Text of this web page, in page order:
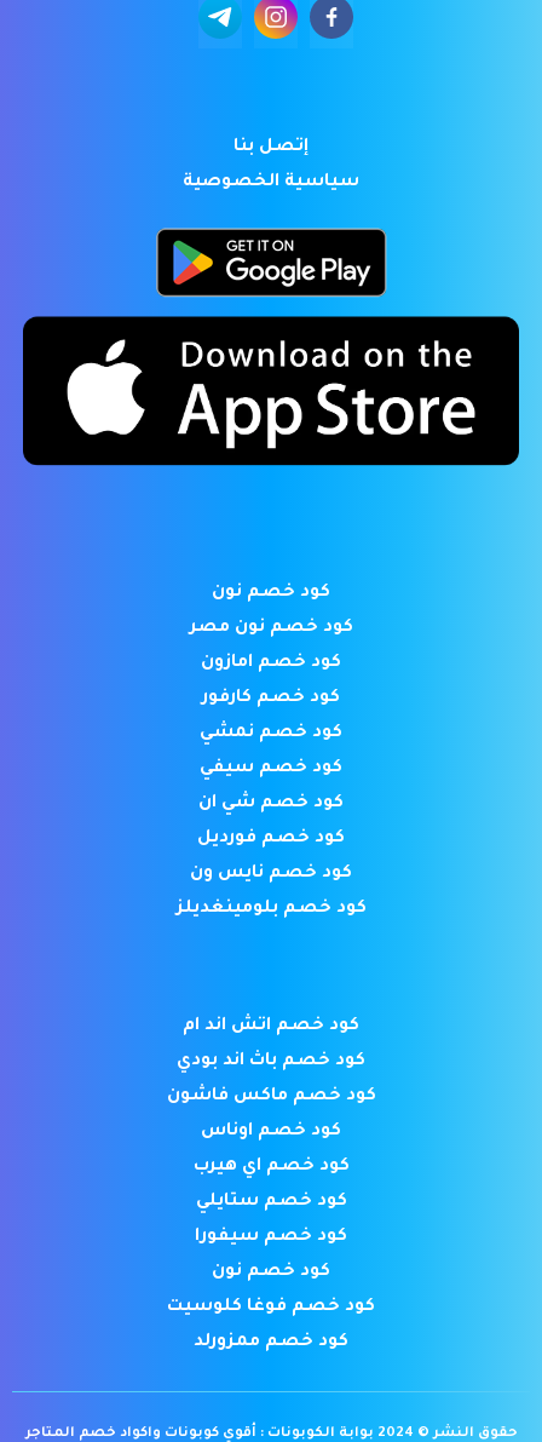
إتصل بنا
سياسية الخصوصية
كود خصم نون
كود خصم نون مصر
كود خصم امازون
كود خصم كارفور
كود خصم نمشي
كود خصم سيفي
كود خصم شي ان
كود خصم فورديل
كود خصم نايس ون
كود خصم بلومينغديلز
كود خصم اتش اند ام
كود خصم باث اند بودي
كود خصم ماكس فاشون
كود خصم اوناس
كود خصم اي هيرب
كود خصم ستايلي
كود خصم سيفورا
كود خصم نون
كود خصم فوغا كلوسيت
كود خصم ممزورلد
حقوق النشر © 2024 بوابة الكوبونات : أقوي كوبونات واكواد خصم المتاجر